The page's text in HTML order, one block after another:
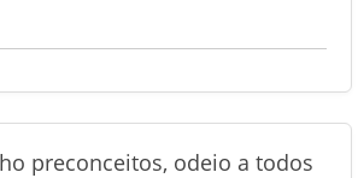
preconceitos, odeio a todos